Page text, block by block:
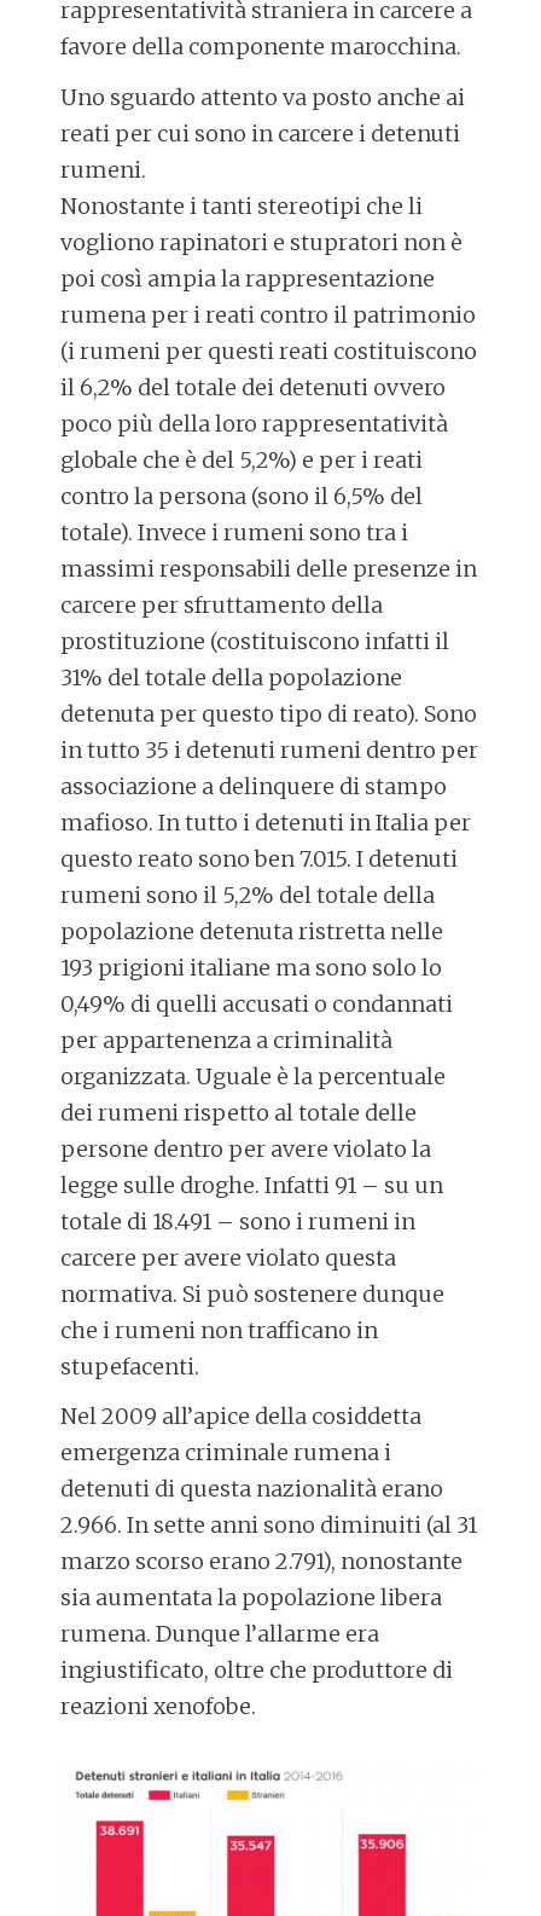
rappresentatività straniera in carcere a
favore della componente marocchina.
Uno sguardo attento va posto anche ai
reati per cui sono in carcere i detenuti
rumeni.
Nonostante i tanti stereotipi che li
vogliono rapinatori e stupratori non è
poi così ampia la rappresentazione
rumena per i reati contro il patrimonio
(i rumeni per questi reati costituiscono
il 6,2% del totale dei detenuti ovvero
poco più della loro rappresentatività
globale che è del 5,2%) e per i reati
contro la persona (sono il 6,5% del
totale). Invece i rumeni sono tra i
massimi responsabili delle presenze in
carcere per sfruttamento della
prostituzione (costituiscono infatti il
31% del totale della popolazione
detenuta per questo tipo di reato). Sono
in tutto 35 i detenuti rumeni dentro per
associazione a delinquere di stampo
mafioso. In tutto i detenuti in Italia per
questo reato sono ben 7.015. I detenuti
rumeni sono il 5,2% del totale della
popolazione detenuta ristretta nelle
193 prigioni italiane ma sono solo lo
0,49% di quelli accusati o condannati
per appartenenza a criminalità
organizzata. Uguale è la percentuale
dei rumeni rispetto al totale delle
persone dentro per avere violato la
legge sulle droghe. Infatti 91 – su un
totale di 18.491 – sono i rumeni in
carcere per avere violato questa
normativa. Si può sostenere dunque
che i rumeni non trafficano in
stupefacenti.
Nel 2009 all’apice della cosiddetta
emergenza criminale rumena i
detenuti di questa nazionalità erano
2.966. In sette anni sono diminuiti (al 31
marzo scorso erano 2.791), nonostante
sia aumentata la popolazione libera
rumena. Dunque l’allarme era
ingiustificato, oltre che produttore di
reazioni xenofobe.